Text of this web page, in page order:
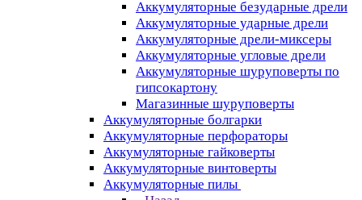
Аккумуляторные безударные дрели
Аккумуляторные ударные дрели
Аккумуляторные дрели-миксеры
Аккумуляторные угловые дрели
Аккумуляторные шуруповерты по
гипсокартону
Магазинные шуруповерты
Аккумуляторные болгарки
Аккумуляторные перфораторы
Аккумуляторные гайковерты
Аккумуляторные винтоверты
Аккумуляторные пилы